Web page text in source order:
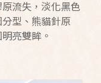
流失，淡化黑色
型、熊貓針原
亮雙眸。